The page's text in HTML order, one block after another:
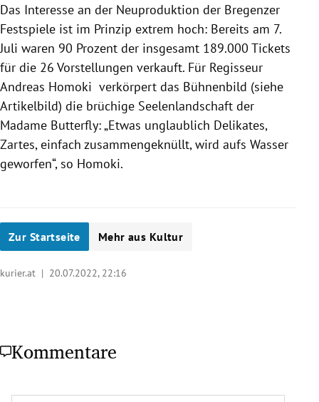
Das Interesse an der Neuproduktion der Bregenzer
Festspiele ist im Prinzip extrem hoch: Bereits am 7.
Juli waren 90 Prozent der insgesamt 189.000 Tickets
für die 26 Vorstellungen verkauft. Für Regisseur
Andreas Homoki verkörpert das Bühnenbild (siehe
Artikelbild) die brüchige Seelenlandschaft der
Madame Butterfly: „Etwas unglaublich Delikates,
Zartes, einfach zusammengeknüllt, wird aufs Wasser
geworfen“, so Homoki.
Zur Startseite Mehr aus Kultur
kurier.at | 20.07.2022, 22:16
Kommentare